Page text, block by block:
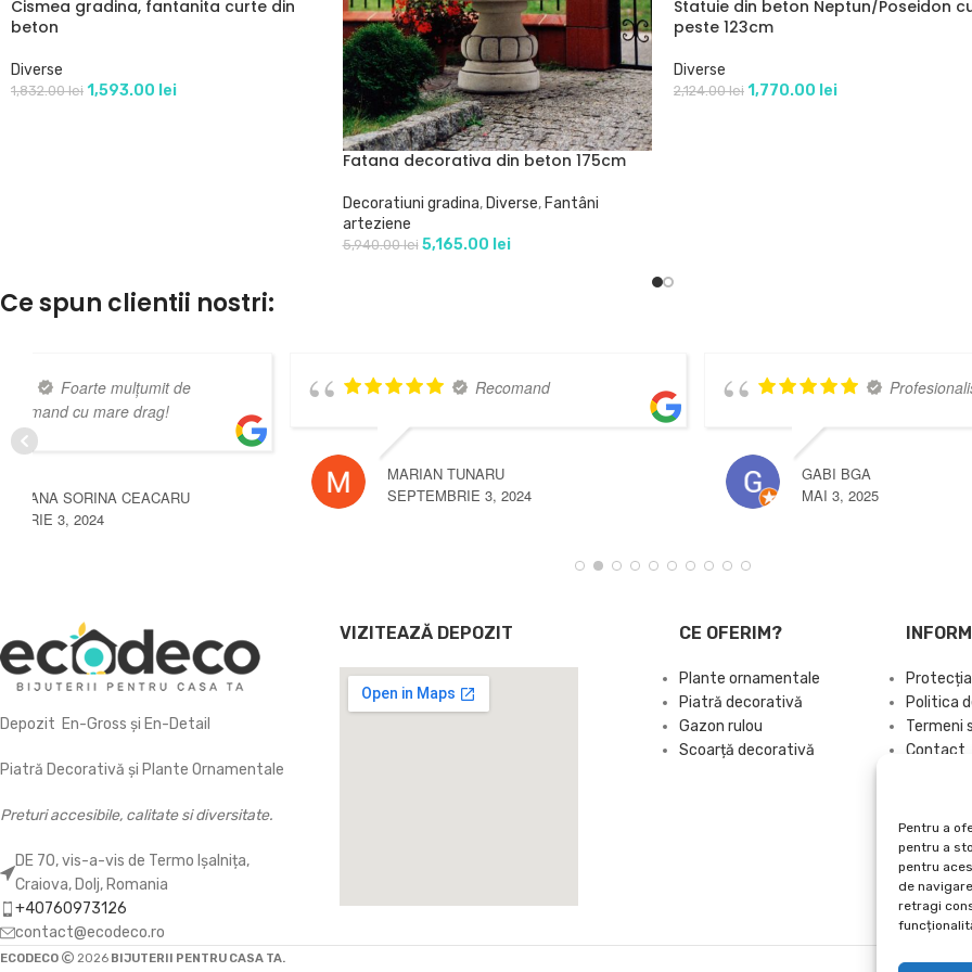
Pentru a
pentru a
pentru
de
retragi
Cismea gradina, fantanita curte din
beton
Diverse
1,832.00lei 1,593.00 lei
Fatana decorativa din beton 175cm
Decoratiuni gradina, Diverse, Fantâni
arteziene
5,940.00lei 5,165.00 lei
Statuie din beton Neptun/Poseidon
peste 123cm
Diverse
2,124.00lei 1,770.00 lei
Ce spun clientii nostri:
Foarte de treaba, te
indruma și îți dau idei. Preturi accesibile!
DANIEL MIREA
Foarte multe sortimente
de piatră decorativă, preturi excelente
Depozit En-Gross și En-Detail
Piatră Decorativă și Plante Ornamentale
Preturi accesibile, calitate si diversitate.
DE 70, vis-a-vis de Termo Ișalnița,
Craiova, Dolj, Romania
+40760973126
contact@ecodeco.ro
VIZITEAZĂ DEPOZIT CE OFERIM?
Plante ornamentale
Piatră decorativă
Gazon rulou
Scoarță decorativă
Politica
Termeni
Contact
ECODECO 2026 BIJUTERII PENTRU CASA TA.